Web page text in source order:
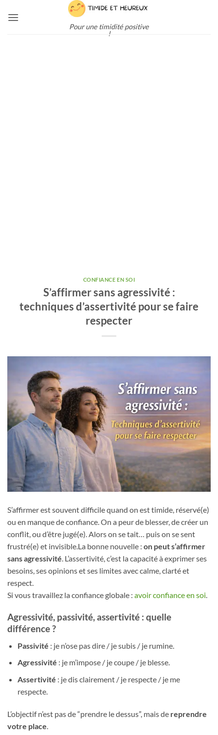
Pour une timidité positive
!
CONFIANCE EN SOI
S’affirmer sans agressivité :
techniques d’assertivité pour se faire
respecter
S’affirmer est souvent difficile quand on est timide, réservé(e)
ou en manque de confiance. On a peur de blesser, de créer un
conflit, ou d’être jugé(e). Alors on se tait… puis on se sent
frustré(e) et invisible.La bonne nouvelle : on peut s’affirmer
sans agressivité. L’assertivité, c’est la capacité à exprimer ses
besoins, ses opinions et ses limites avec calme, clarté et
respect.
Si vous travaillez la confiance globale : avoir confiance en soi.
Agressivité, passivité, assertivité : quelle
différence ?
Passivité : je n’ose pas dire / je subis / je rumine.
Agressivité : je m’impose / je coupe / je blesse.
Assertivité : je dis clairement / je respecte / je me
respecte.
L’objectif n’est pas de “prendre le dessus”, mais de reprendre
votre place